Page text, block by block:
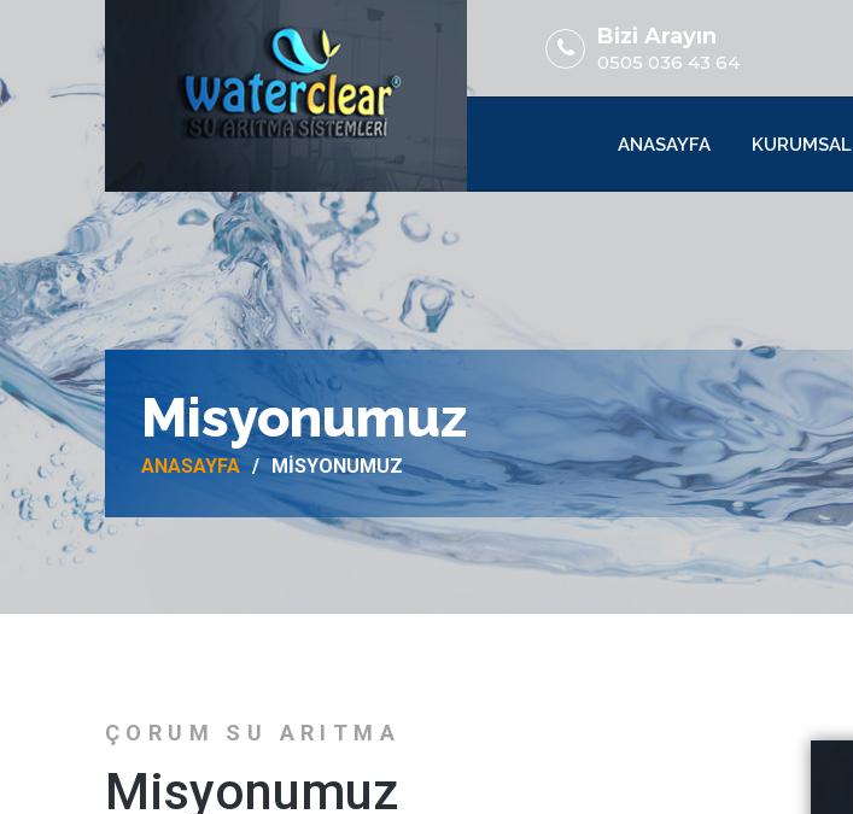
Bizi Arayın
0505 036 43 64
ANASAYFA KURUMSAL
Misyonumuz
ANASAYFA MISYONUMUZ
ÇORUM SU ARITMA
Misyonumuz